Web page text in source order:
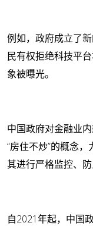
例如，政府成立了
民有权拒绝科技平
象被曝光。
中国政府对金融业
“房住不炒”的概念
其进行严格监控、
自2021年起，中国